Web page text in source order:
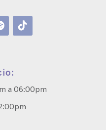
a 06:00pm